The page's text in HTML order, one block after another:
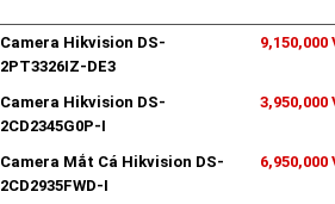
Camera Hikvision DS-
2PT3326IZ-DE3
9,150,000
Camera Hikvision DS-
2CD2345G0P-I
3,950,000
Camera Mắt Cá Hikvision DS-
2CD2935FWD-I
6,950,000